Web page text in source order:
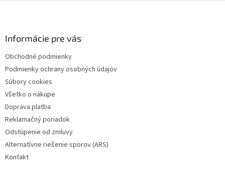
Informácie pre vás
Obchodné podmienky
Podmienky ochrany osobných údajov
Súbory cookies
Všetko o nákupe
Doprava platba
Reklamačný poriadok
Odstúpenie od zmluvy
Alternatívne riešenie sporov (ARS)
Kontakt